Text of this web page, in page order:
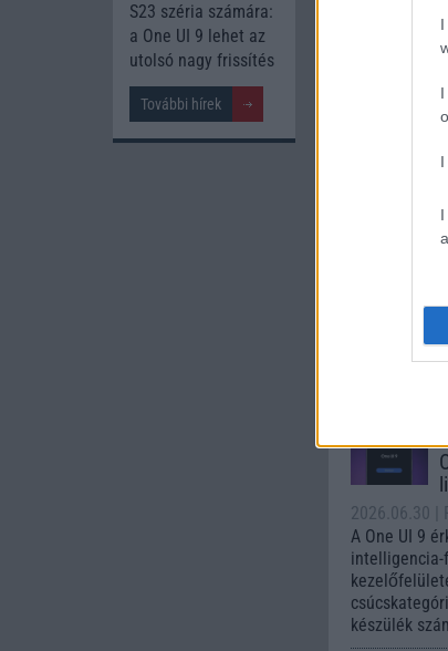
2026.06.30
A One UI 9
készülék
S23 széria számára:
a One UI 9 lehet az
utolsó nagy frissítés
További hírek